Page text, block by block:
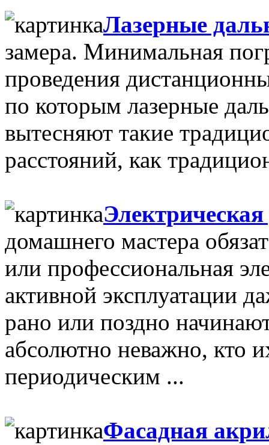
Лазерные
замера. Минимальная
проведения
по которым лазерные
вытесняют такие
расстояний, как
домашнего мастера
или профессиональная
активной эксплуатации
рано или поздно
абсолютно неважно, кто
периодическим ...
Фасадная